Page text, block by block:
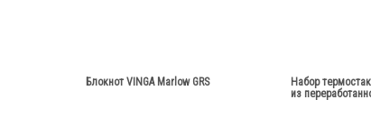
Блокнот VINGA Marlow GRS
Набор
из